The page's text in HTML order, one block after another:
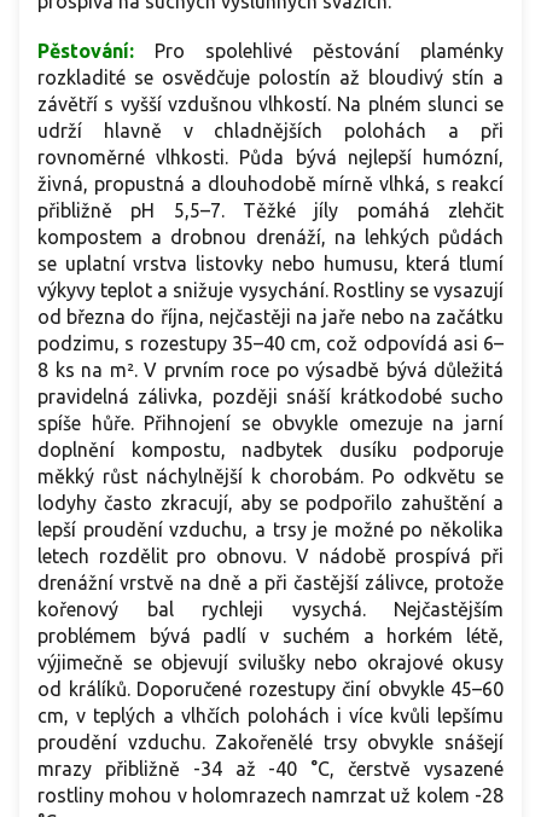
Pěstování: Pro spolehlivé pěstování plaménky
rozkladité se osvědčuje polostín až bloudivý stín a
závětří s vyšší vzdušnou vlhkostí. Na plném slunci se
udrží hlavně v chladnějších polohách a při
rovnoměrné vlhkosti. Půda bývá nejlepší humózní,
živná, propustná a dlouhodobě mírně vlhká, s reakcí
přibližně pH 5,5–7. Těžké jíly pomáhá zlehčit
kompostem a drobnou drenáží, na lehkých půdách
se uplatní vrstva listovky nebo humusu, která tlumí
výkyvy teplot a snižuje vysychání. Rostliny se vysazují
od března do října, nejčastěji na jaře nebo na začátku
podzimu, s rozestupy 35–40 cm, což odpovídá asi 6–
8 ks na m². V prvním roce po výsadbě bývá důležitá
pravidelná zálivka, později snáší krátkodobé sucho
spíše hůře. Přihnojení se obvykle omezuje na jarní
doplnění kompostu, nadbytek dusíku podporuje
měkký růst náchylnější k chorobám. Po odkvětu se
lodyhy často zkracují, aby se podpořilo zahuštění a
lepší proudění vzduchu, a trsy je možné po několika
letech rozdělit pro obnovu. V nádobě prospívá při
drenážní vrstvě na dně a při častější zálivce, protože
kořenový bal rychleji vysychá. Nejčastějším
problémem bývá padlí v suchém a horkém létě,
výjimečně se objevují svilušky nebo okrajové okusy
od králíků. Doporučené rozestupy činí obvykle 45–60
cm, v teplých a vlhčích polohách i více kvůli lepšímu
proudění vzduchu. Zakořenělé trsy obvykle snášejí
mrazy přibližně -34 až -40 °C, čerstvě vysazené
rostliny mohou v holomrazech namrzat už kolem -28